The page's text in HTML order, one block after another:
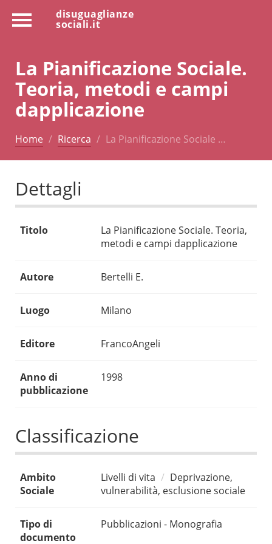
disuguaglianze
sociali.it
La Pianificazione Sociale.
Teoria, metodi e campi
dapplicazione
Home Ricerca La Pianificazione Sociale …
Dettagli
Titolo
La Pianificazione Sociale. Teoria,
metodi e campi dapplicazione
Autore Bertelli E.
Luogo Milano
Editore FrancoAngeli
Anno di
pubblicazione
1998
Classificazione
Ambito
Sociale
Livelli di vita
Deprivazione,
vulnerabilità, esclusione sociale
Tipo di
documento
Pubblicazioni - Monografia